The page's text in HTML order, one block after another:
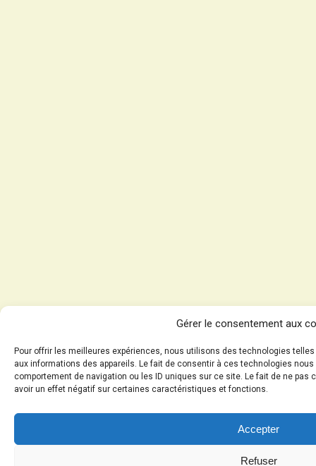
Gérer le consentement aux
Pour offrir les meilleures expériences, nous utilisons des technologies
aux informations des appareils. Le fait de consentir à ces technologies
comportement de navigation ou les ID uniques sur ce site. Le fait de ne
avoir un effet négatif sur certaines caractéristiques et fonctions.
Accepter
Refuser